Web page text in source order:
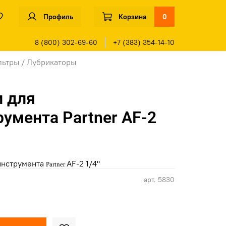
Профиль Корзина 0
8 (800) 302-69-60 +7 (383) 354-14-10
/ Лубрикаторы
арт. 5830
для
Partner AF-2
Partner AF-2 1/4"